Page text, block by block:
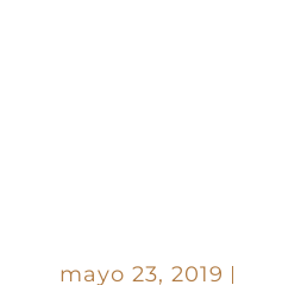
mayo 23, 2019